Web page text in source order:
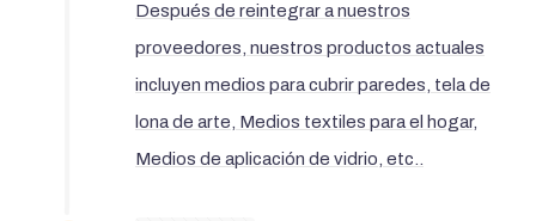
Después de reintegrar a nuestros
proveedores, nuestros productos actuales
incluyen medios para cubrir paredes, tela de
lona de arte, Medios textiles para el hogar,
Medios de aplicación de vidrio, etc..